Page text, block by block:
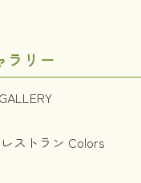
ラリー
ストラン Colors